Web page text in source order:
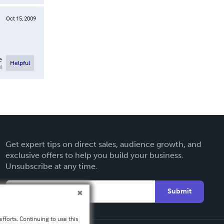
Oct 15, 2009
Helpful
Get expert tips on direct sales, audience growth, and
exclusive offers to help you build your business.
Unsubscribe at any time.
Submit
Continuing to use this